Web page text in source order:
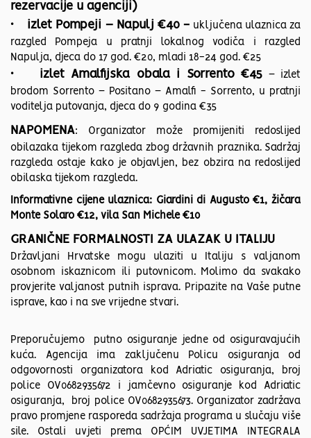
rezervacije u agenciji)
• izlet Pompeji – Napulj €40 - uključena ulaznica za
razgled Pompeja u pratnji lokalnog vodiča i razgled
Napulja, djeca do 17 god. €20, mladi 18-24 god. €25
• izlet Amalfijska obala i Sorrento €45 – izlet
brodom Sorrento – Positano – Amalfi - Sorrento, u pratnji
voditelja putovanja, djeca do 9 godina €35
NAPOMENA: Organizator može promijeniti redoslijed
obilazaka tijekom razgleda zbog državnih praznika. Sadržaj
razgleda ostaje kako je objavljen, bez obzira na redoslijed
obilaska tijekom razgleda.
Informativne cijene ulaznica: Giardini di Augusto €1, žičara
Monte Solaro €12, vila San Michele €10
GRANIČNE FORMALNOSTI ZA ULAZAK U ITALIJU
Državljani Hrvatske mogu ulaziti u Italiju s valjanom
osobnom iskaznicom ili putovnicom. Molimo da svakako
provjerite valjanost putnih isprava. Pripazite na Vaše putne
isprave, kao i na sve vrijedne stvari.
Preporučujemo putno osiguranje jedne od osiguravajućih
kuća. Agencija ima zaključenu Policu osiguranja od
odgovornosti organizatora kod Adriatic osiguranja, broj
police OV0682935672 i jamčevno osiguranje kod Adriatic
osiguranja, broj police OV0682935673. Organizator zadržava
pravo promjene rasporeda sadržaja programa u slučaju više
sile. Ostali uvjeti prema OPĆIM UVJETIMA INTEGRALA